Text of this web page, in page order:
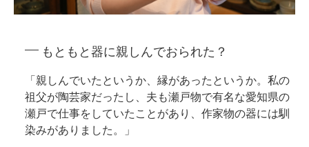
もともと器に親しんでおられた？
「親しんでいたというか、縁があったというか。私の
祖父が陶芸家だったし、夫も瀬戸物で有名な愛知県の
瀬戸で仕事をしていたことがあり、作家物の器には馴
染みがありました。」